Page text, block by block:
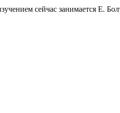
сейчас занимается Е.